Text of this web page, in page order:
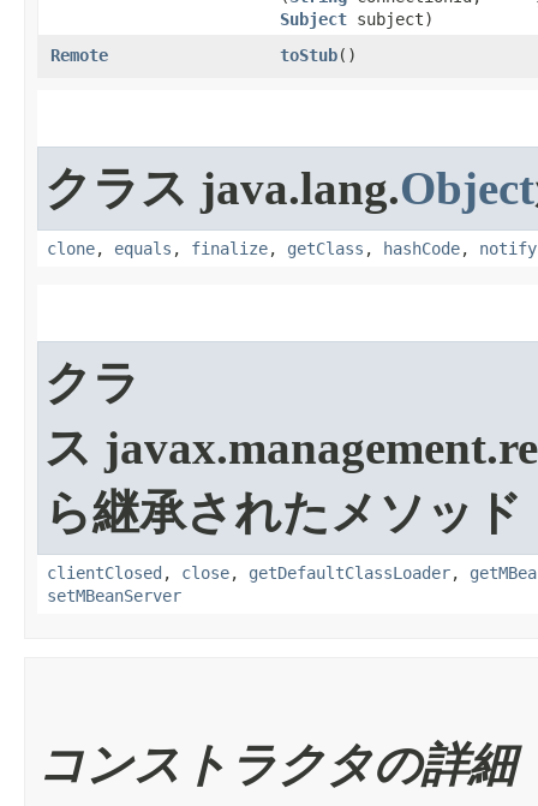
Subject subject)
Remote toStub​()
クラス java.lang.Object
clone, equals , finalize, getClass , hashCode, notify
クラ
ス
ら継承されたメソッド
clientClosed , close, getDefaultClassLoader,
setMBeanServer
コンストラクタの詳細